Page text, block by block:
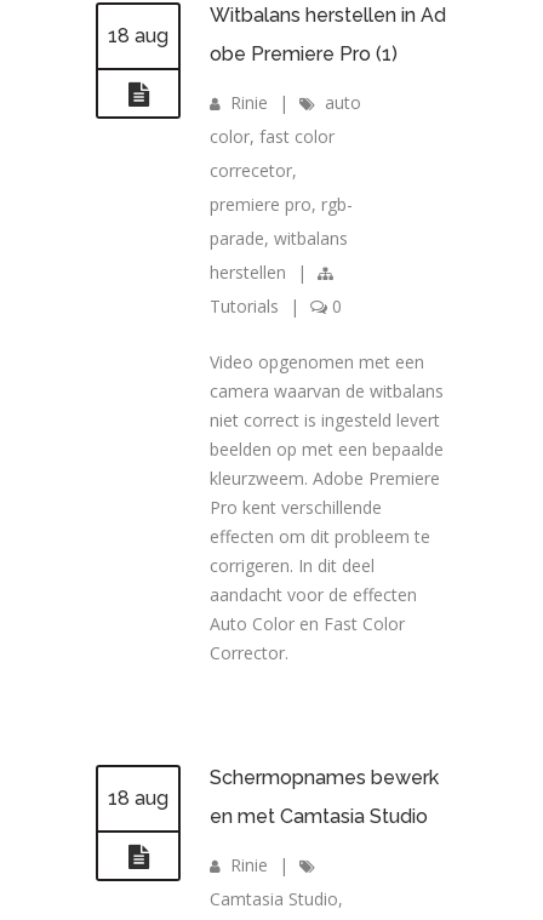
18 aug
Witbalans herstellen in Ad
obe Premiere Pro (1)
Rinie |
auto
color, fast color
correcetor,
premiere pro, rgb-
parade, witbalans
herstellen
|
Tutorials
| 0
Video opgenomen met een
camera waarvan de witbalans
niet correct is ingesteld levert
beelden op met een bepaalde
kleurzweem. Adobe Premiere
Pro kent verschillende
effecten om dit probleem te
corrigeren. In dit deel
aandacht voor de effecten
Auto Color en Fast Color
Corrector.
18 aug
Schermopnames bewerk
en met Camtasia Studio
Rinie
|
Camtasia Studio,